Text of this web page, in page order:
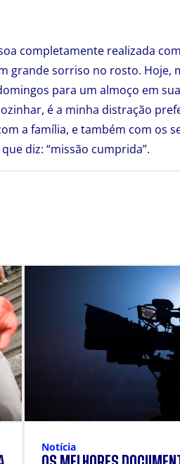
completamente realizada
grande sorriso no rosto. Hoje,
para um almoço em
é a minha distração
a família, e também com os
diz: “missão cumprida”.
Notícia